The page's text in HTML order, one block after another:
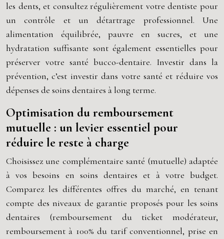
les dents, et consultez régulièrement votre dentiste pour
un contrôle et un détartrage professionnel. Une
alimentation équilibrée, pauvre en sucres, et une
hydratation suffisante sont également essentielles pour
préserver votre santé bucco-dentaire. Investir dans la
prévention, c’est investir dans votre santé et réduire vos
dépenses de soins dentaires à long terme.
Optimisation du remboursement
mutuelle : un levier essentiel pour
réduire le reste à charge
Choisissez une complémentaire santé (mutuelle) adaptée
à vos besoins en soins dentaires et à votre budget.
Comparez les différentes offres du marché, en tenant
compte des niveaux de garantie proposés pour les soins
dentaires (remboursement du ticket modérateur,
remboursement à 100% du tarif conventionnel, prise en